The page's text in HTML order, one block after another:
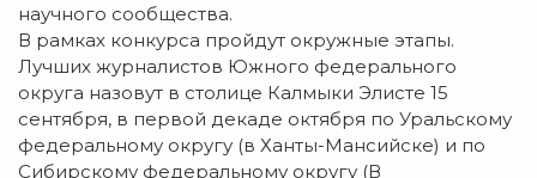
научного сообщества.
В рамках конкурса пройдут окружные этапы.
Лучших журналистов Южного федерального
округа назовут в столице Калмыки Элисте 15
сентября, в первой декаде октября по Уральскому
федеральному округу (в Ханты-Мансийске) и по
Сибирскому федеральному округу (В